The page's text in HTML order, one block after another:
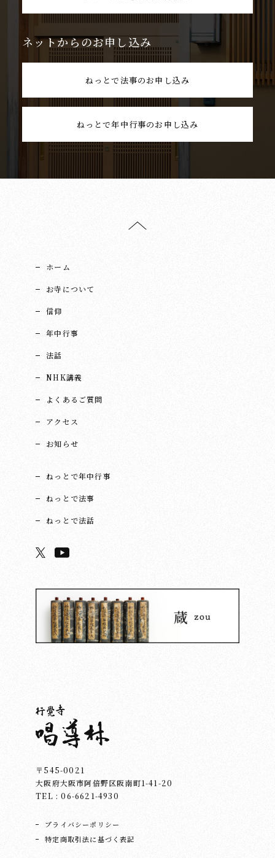
ネットからのお申し込み
ねっとで法事のお申し込み
ねっとで年中行事のお申し込み
ホーム
お寺について
信仰
年中行事
法話
NHK講義
よくあるご質問
アクセス
お知らせ
ねっとで年中行事
ねっとで法事
ねっとで法話
〒545-0021
大阪府大阪市阿倍野区阪南町1-41-20
TEL : 06-6621-4930
プライバシーポリシー
特定商取引法に基づく表記